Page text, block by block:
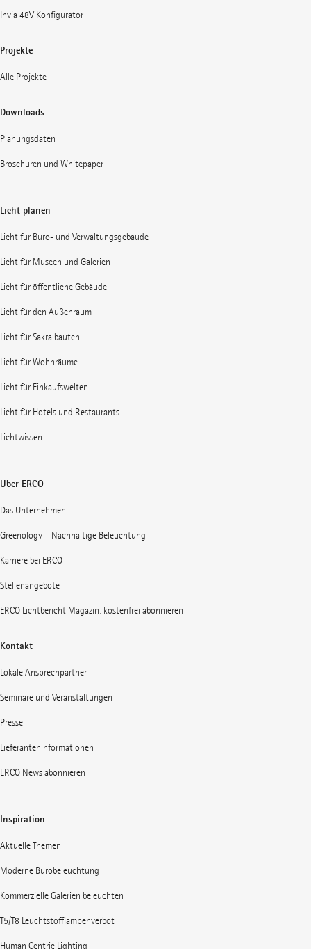
Invia 48V Konfigurator
Projekte
Alle Projekte
Downloads
Planungsdaten
Broschüren und Whitepaper
Licht planen
Licht für Büro- und Verwaltungsgebäude
Licht für Museen und Galerien
Licht für öffentliche Gebäude
Licht für den Außenraum
Licht für Sakralbauten
Licht für Wohnräume
Licht für Einkaufswelten
Licht für Hotels und Restaurants
Lichtwissen
Über ERCO
Das Unternehmen
Greenology – Nachhaltige Beleuchtung
Karriere bei ERCO
Stellenangebote
ERCO Lichtbericht Magazin: kostenfrei abonnieren
Kontakt
Lokale Ansprechpartner
Seminare und Veranstaltungen
Presse
Lieferanteninformationen
ERCO News abonnieren
Inspiration
Aktuelle Themen
Moderne Bürobeleuchtung
Kommerzielle Galerien beleuchten
T5/T8 Leuchtstofflampenverbot
Human Centric Lighting